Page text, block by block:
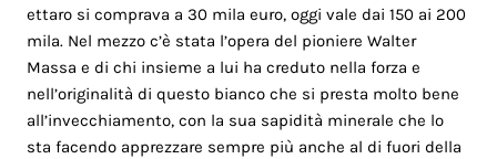
ettaro si comprava a 30 mila euro, oggi vale dai 150 ai 200
mila. Nel mezzo c’è stata l’opera del pioniere Walter
Massa e di chi insieme a lui ha creduto nella forza e
nell’originalità di questo bianco che si presta molto bene
all’invecchiamento, con la sua sapidità minerale che lo
sta facendo apprezzare sempre più anche al di fuori della